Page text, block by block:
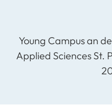
Young Campus an
Applied Sciences St.